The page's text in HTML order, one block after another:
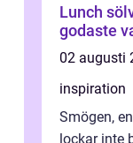
Lunch sölvesborg
godaste
02 augusti
inspiration
Smögen,
lockar inte